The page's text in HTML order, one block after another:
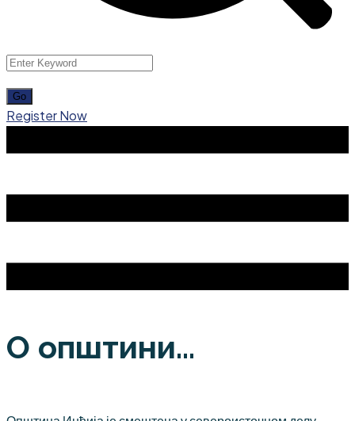
Register Now
О општини...